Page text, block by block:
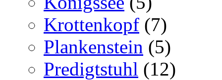
Krottenkopf (7)
Plankenstein (5)
Predigtstuhl (12)